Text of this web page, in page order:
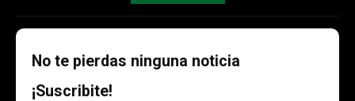
No te pierdas ninguna noticia
¡Suscribite!